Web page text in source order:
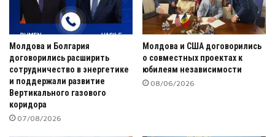
Молдова и Болгария
договорились расширить
сотрудничество в энергетике
и поддержали развитие
Вертикального газового
коридора
07/08/2026
Молдова и США договорились
о совместных проектах к
юбилеям независимости
08/06/2026